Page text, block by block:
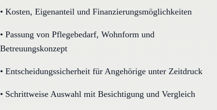
• Kosten, Eigenanteil und Finanzierungsmöglichkeiten
• Passung von Pflegebedarf, Wohnform und
Betreuungskonzept
• Entscheidungssicherheit für Angehörige unter Zeitdruck
• Schrittweise Auswahl mit Besichtigung und Vergleich